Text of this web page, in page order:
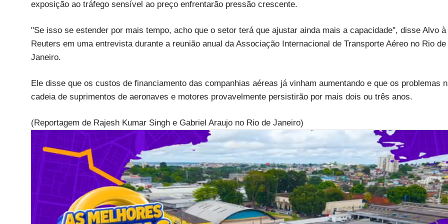
exposição ao tráfego sensível ao preço enfrentarão pressão crescente.
"Se isso se estender por mais tempo, acho que o setor terá que ajustar ainda mais a capacidade", disse Alvo à
Reuters em uma entrevista durante a reunião anual da Associação Internacional de Transporte Aéreo no Rio de
Janeiro.
Ele disse que os custos de financiamento das companhias aéreas já vinham aumentando e que os problemas
cadeia de suprimentos de aeronaves e motores provavelmente persistirão por mais dois ou três anos.
(Reportagem de Rajesh Kumar Singh e Gabriel Araujo no Rio de Janeiro)